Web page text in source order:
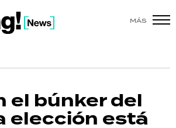
MÁS
el búnker del
elección está